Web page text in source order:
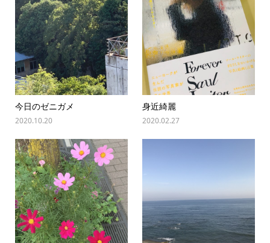
今日のゼニガメ
2020.10.20
身近綺麗
2020.02.27